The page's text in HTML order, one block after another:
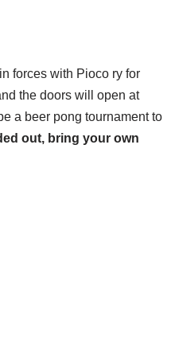
forces with Pioco ry for
the doors will open at
a beer pong tournament to
out, bring your own